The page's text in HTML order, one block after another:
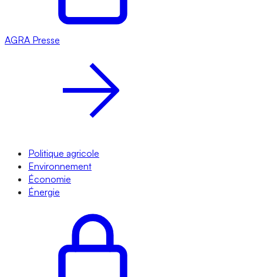
AGRA Presse
Politique agricole
Environnement
Économie
Énergie